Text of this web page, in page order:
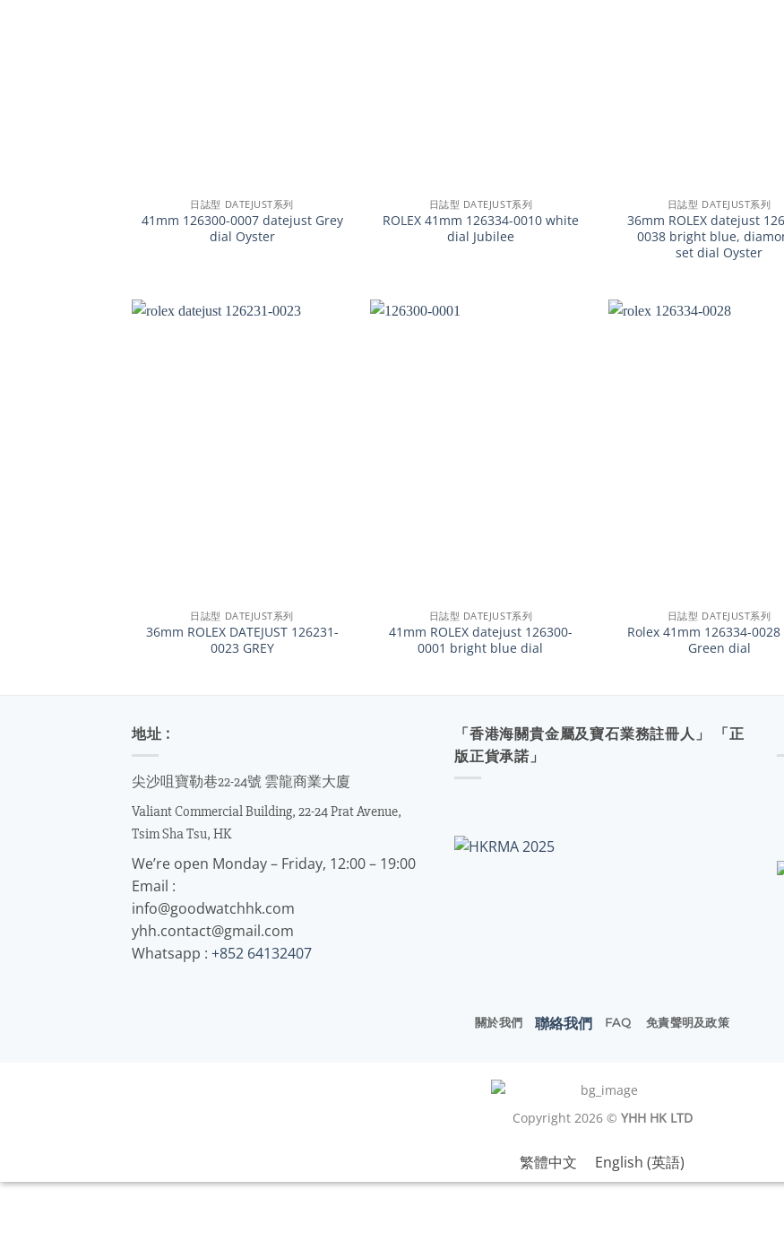
日誌型 DATEJUST系列
41mm 126300-0007 datejust Grey
dial Oyster
日誌型 DATEJUST系列
ROLEX 41mm 126334-0010 white
dial Jubilee
日誌型 DATEJUST系列
36mm ROLEX datejust
0038 bright blue,
set dial Oyster
日誌型 DATEJUST系列
36mm ROLEX DATEJUST 126231-
0023 GREY
日誌型 DATEJUST系列
41mm ROLEX datejust 126300-
0001 bright blue dial
日誌型 DATEJUST系列
Rolex 41mm 126334-
Green dial
地址 :
尖沙咀寶勒巷22-24號 雲龍商業大廈
Valiant Commercial Building, 22-24 Prat Avenue,
Tsim Sha Tsu, HK
We’re open Monday – Friday, 12:00 – 19:00
Email :
info@goodwatchhk.com
yhh.contact@gmail.com
Whatsapp : +852 64132407
「香港海關貴金屬及寶石業務註冊人」 「正
版正貨承諾」
關於我們 聯絡我們 FAQ 免責聲明及政策
Copyright 2026 © YHH HK LTD
繁體中文 English (英語)